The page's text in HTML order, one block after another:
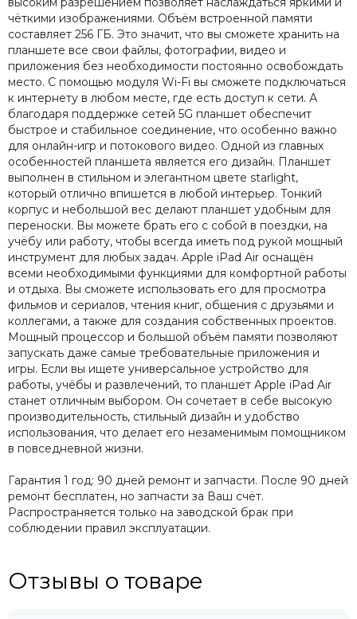
чёткими изображениями. Объём встроенной памяти
составляет 256 ГБ. Это значит, что вы сможете хранить на
планшете все свои файлы, фотографии, видео и
приложения без необходимости постоянно освобождать
место. С помощью модуля Wi-Fi вы сможете подключаться
к интернету в любом месте, где есть доступ к сети. А
благодаря поддержке сетей 5G планшет обеспечит
быстрое и стабильное соединение, что особенно важно
для онлайн-игр и потокового видео. Одной из главных
особенностей планшета является его дизайн. Планшет
выполнен в стильном и элегантном цвете starlight,
который отлично впишется в любой интерьер. Тонкий
корпус и небольшой вес делают планшет удобным для
переноски. Вы можете брать его с собой в поездки, на
учёбу или работу, чтобы всегда иметь под рукой мощный
инструмент для любых задач. Apple iPad Air оснащён
всеми необходимыми функциями для комфортной работы
и отдыха. Вы сможете использовать его для просмотра
фильмов и сериалов, чтения книг, общения с друзьями и
коллегами, а также для создания собственных проектов.
Мощный процессор и большой объём памяти позволяют
запускать даже самые требовательные приложения и
игры. Если вы ищете универсальное устройство для
работы, учёбы и развлечений, то планшет Apple iPad Air
станет отличным выбором. Он сочетает в себе высокую
производительность, стильный дизайн и удобство
использования, что делает его незаменимым помощником
в повседневной жизни.
Гарантия 1 год: 90 дней ремонт и запчасти. После 90 дней
ремонт бесплатен, но запчасти за Ваш счёт.
Распространяется только на заводской брак при
соблюдении правил эксплуатации.
Отзывы о товаре